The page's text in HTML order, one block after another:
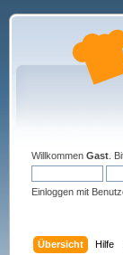
Willkommen Gast.
Einloggen mit
Übersicht Hilfe